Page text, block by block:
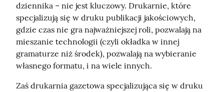
dziennika – nie jest kluczowy. Drukarnie, które
specjalizują się w druku publikacji jakościowych,
gdzie czas nie gra najważniejszej roli, pozwalają na
mieszanie technologii (czyli okładka w innej
gramaturze niż środek), pozwalają na wybieranie
własnego formatu, i na wiele innych.
Zaś drukarnia gazetowa specjalizująca się w druku